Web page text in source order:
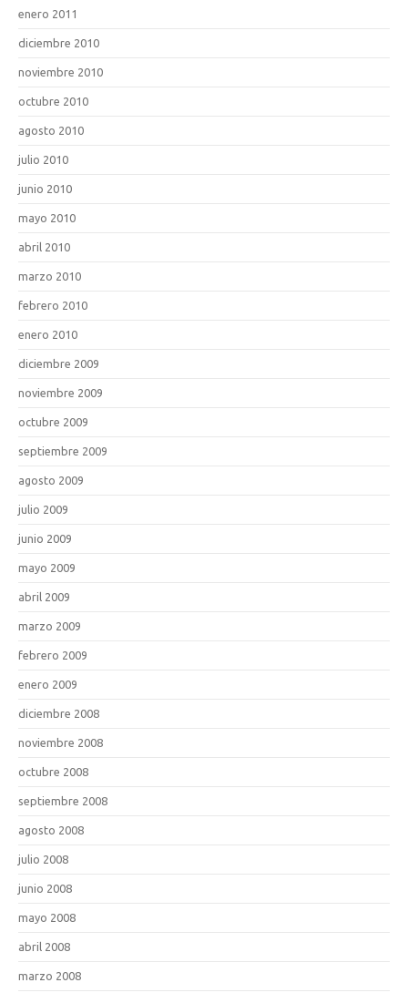
enero 2011
diciembre 2010
noviembre 2010
octubre 2010
agosto 2010
julio 2010
junio 2010
mayo 2010
abril 2010
marzo 2010
febrero 2010
enero 2010
diciembre 2009
noviembre 2009
octubre 2009
septiembre 2009
agosto 2009
julio 2009
junio 2009
mayo 2009
abril 2009
marzo 2009
febrero 2009
enero 2009
diciembre 2008
noviembre 2008
octubre 2008
septiembre 2008
agosto 2008
julio 2008
junio 2008
mayo 2008
abril 2008
marzo 2008